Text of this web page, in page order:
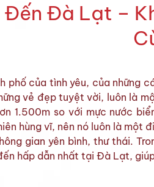
Đà Lạt –
phố của tình yêu, của những
vẻ đẹp tuyệt vời, luôn là
1.500m so với mực nước
hùng vĩ, nên nó luôn là một
gian yên bình, thư thái.
hấp dẫn nhất tại Đà Lạt,